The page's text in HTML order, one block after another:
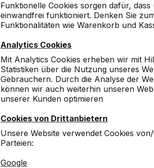
Funktionelle Cookies sorgen dafür, dass
einwandfrei funktioniert. Denken Sie
Funktionalitäten wie Warenkorb und
Analytics Cookies
Mit Analytics Cookies erheben wir mit
Statistiken über die Nutzung unseres
Gebrauchern. Durch die Analyse der
können wir auch weiterhin unseren
unserer Kunden optimieren
Cookies von Drittanbietern
Unsere Website verwendet Cookies
Parteien:
Google